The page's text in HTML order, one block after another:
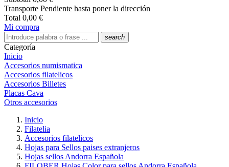
Transporte Pendiente hasta poner la dirección
Total 0,00 €
Mi compra
search
Categoría
Inicio
Accesorios numismatica
Accesorios filatelicos
Accesorios Billetes
Placas Cava
Otros accesorios
Inicio
Filatelia
Accesorios filatelicos
Hojas para Sellos paises extranjeros
Hojas sellos Andorra Española